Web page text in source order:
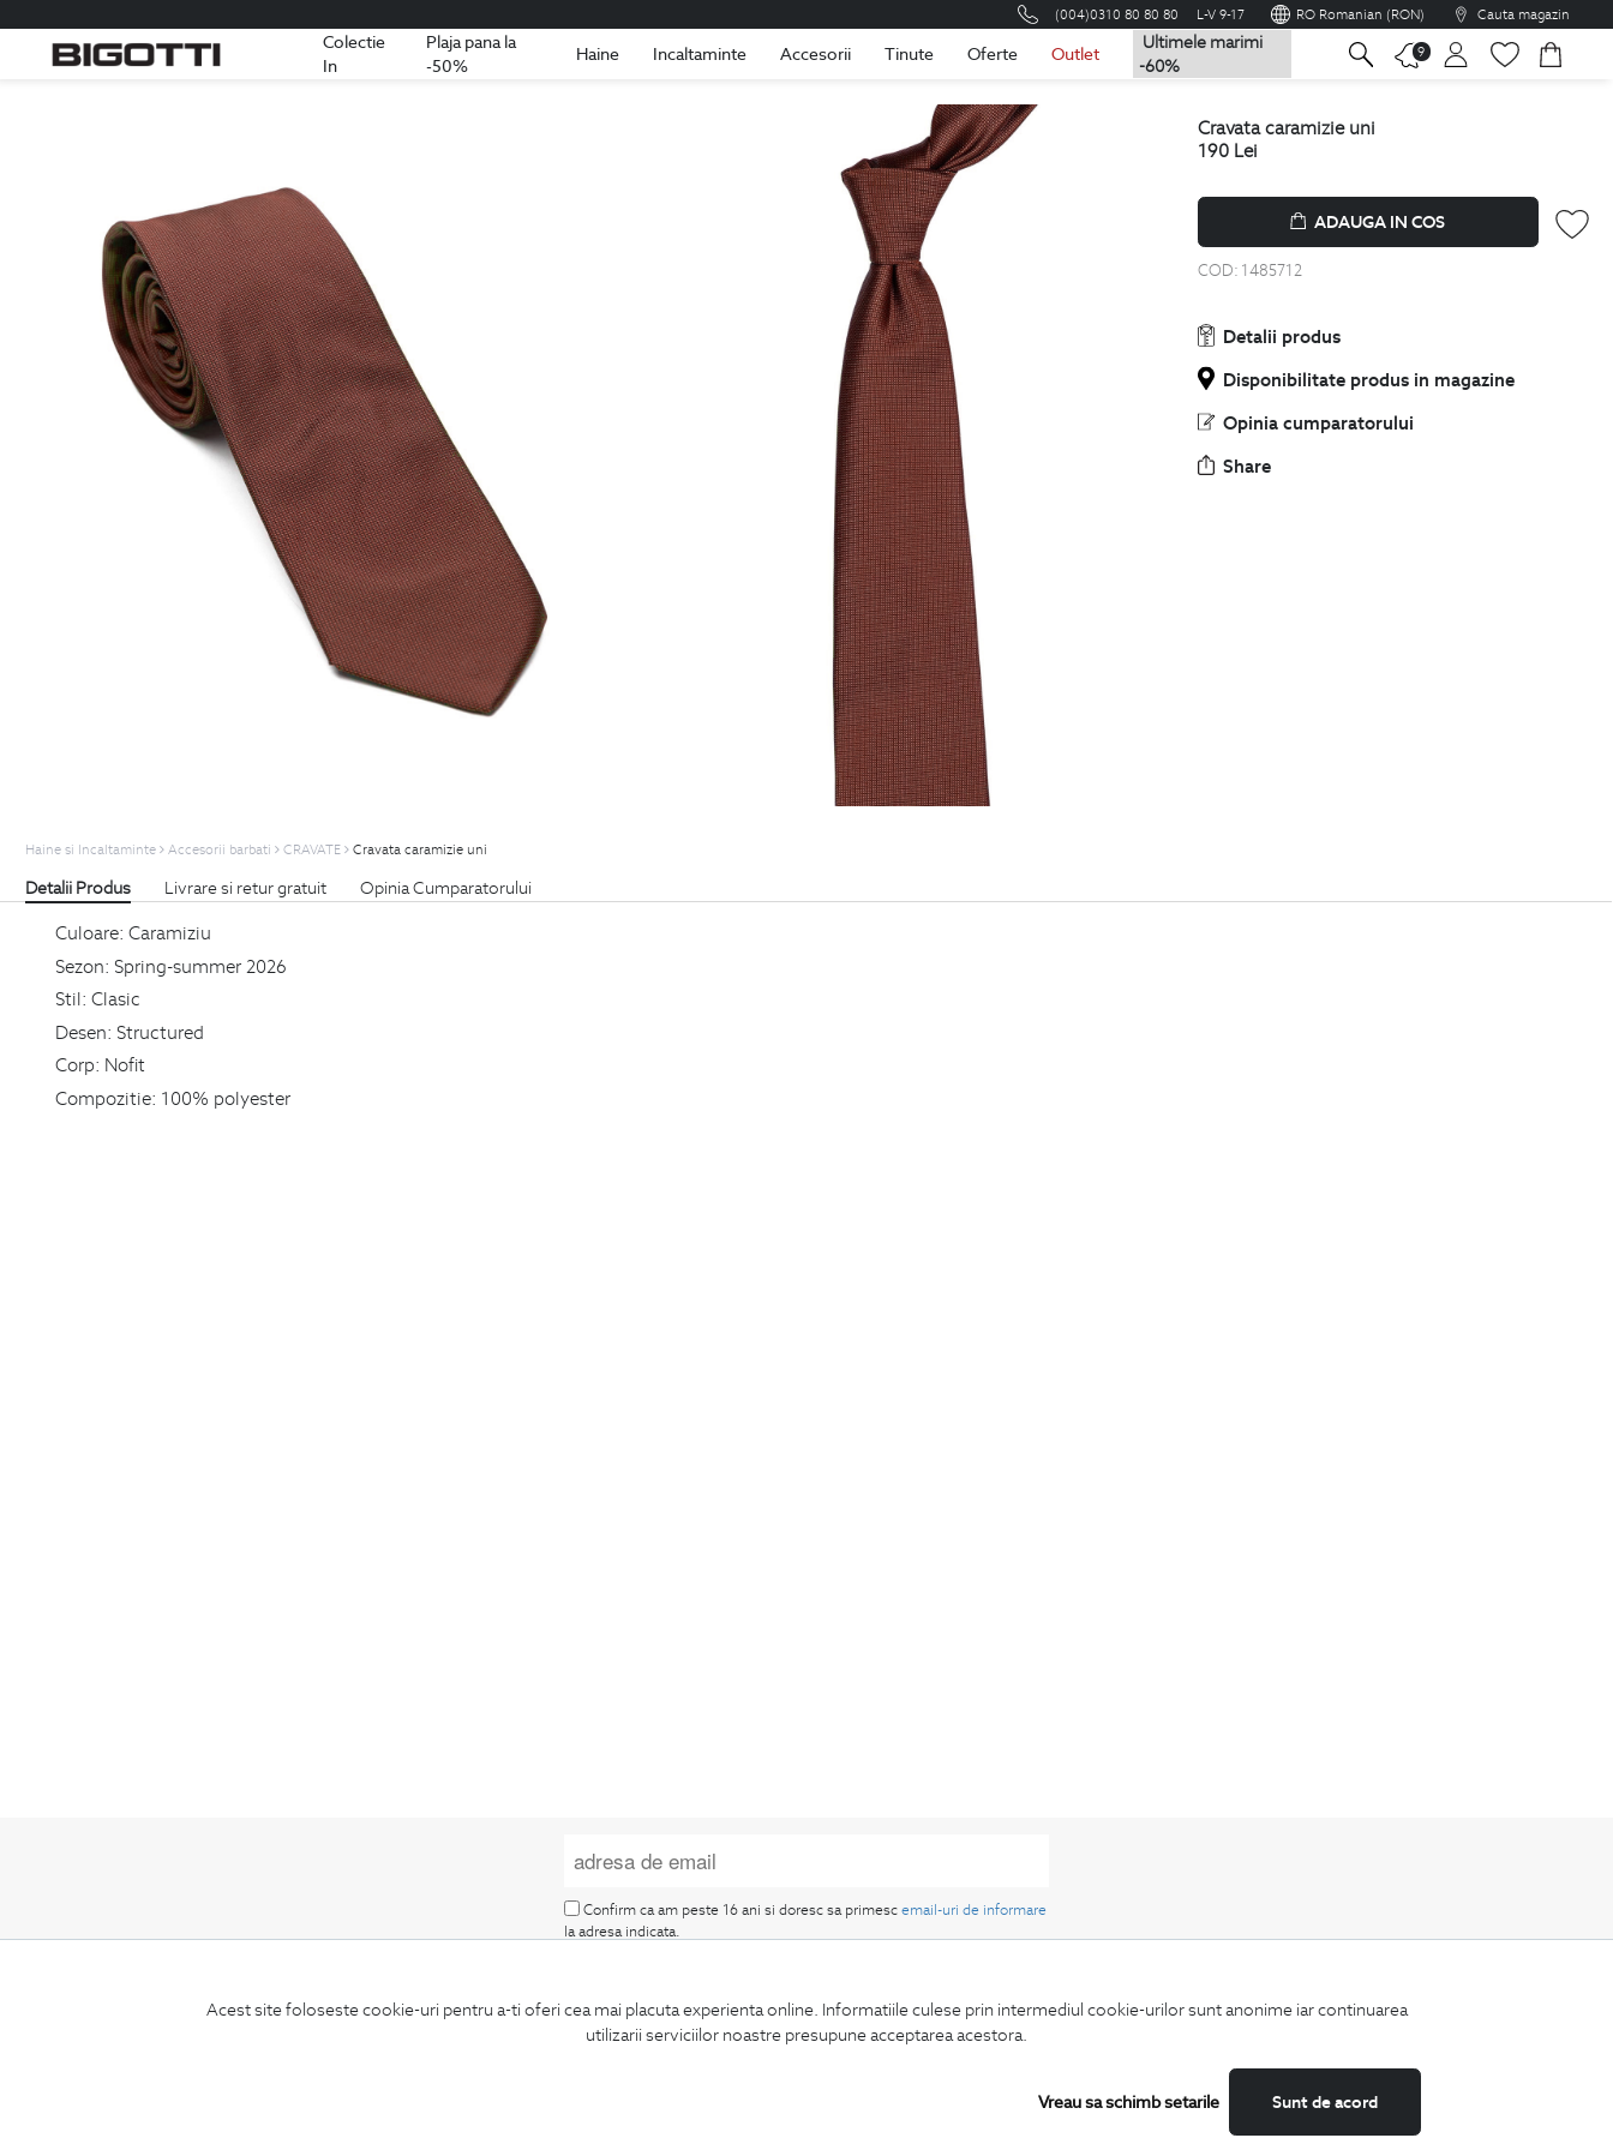
Acest site foloseste cookie-uri pentru a-ti oferi cea mai placuta experienta online. Informatiile culese prin intermediul cookie-urilor sunt anonime iar continuarea
utilizarii serviciilor noastre presupune acceptarea acestora.
Sunt de acord
Vreau sa schimb setarile
(004)0310 80 80 80 L-V 9-17 RO Romanian (RON) Cauta magazin
Colectie
In
Plaja pana la
-50%
Haine Incaltaminte Accesorii Tinute Oferte Outlet
Ultimele marimi
-60%
9
Romania Romana
cravata caramizie uni
190 Lei
ADAUGA IN COS
COD: 1485712
Detalii produs
Disponibilitate produs in magazine
Opinia cumparatorului
Share
Haine si Incaltaminte Accesorii barbati CRAVATE Cravata caramizie uni
Detalii Produs Livrare si retur gratuit Opinia Cumparatorului
Culoare: Caramiziu
Sezon: Spring-summer 2026
Stil: Clasic
Desen: Structured
Corp: Nofit
Compozitie: 100% polyester
LA NEWSLETTER
Confirm ca am peste 16 ani si doresc sa primescemail-uri de informare
la adresa indicata.